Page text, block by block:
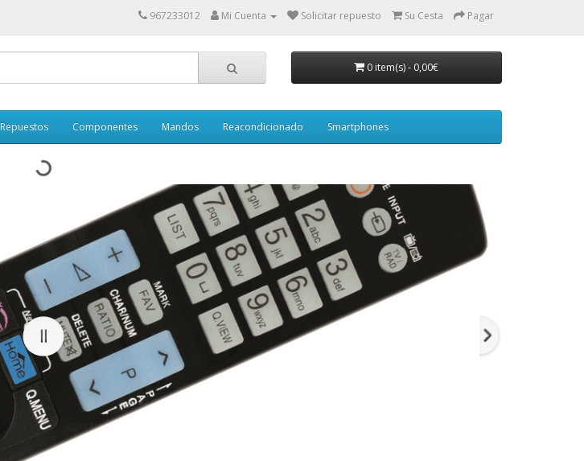
967233012 Mi Cuenta Solicitar repuesto Su Cesta Pagar
0 item(s)- 0,00€
Repuestos Componentes Mandos Reacondicionado Smartphones